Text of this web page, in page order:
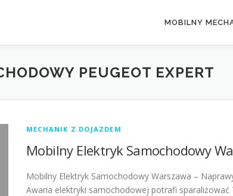
MOBILNY
PEUGEOT EXPERT
MECHANIK Z DOJAZDEM
Mobilny Elektryk Samochodowy
Mobilny Elektryk Samochodowy Warszawa –
Awaria elektryki samochodowej potrafi